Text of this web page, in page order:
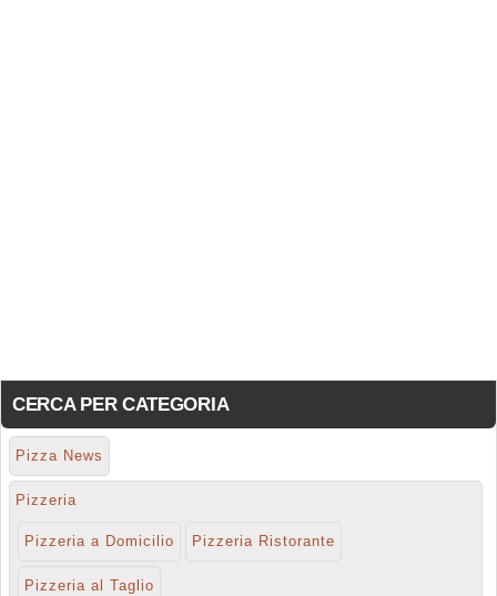
CERCA PER CATEGORIA
Pizza News
Pizzeria
Pizzeria a Domicilio Pizzeria Ristorante
Pizzeria al Taglio